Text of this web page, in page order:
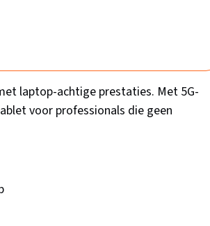
laptop-achtige prestaties. Met 5G-
voor professionals die geen